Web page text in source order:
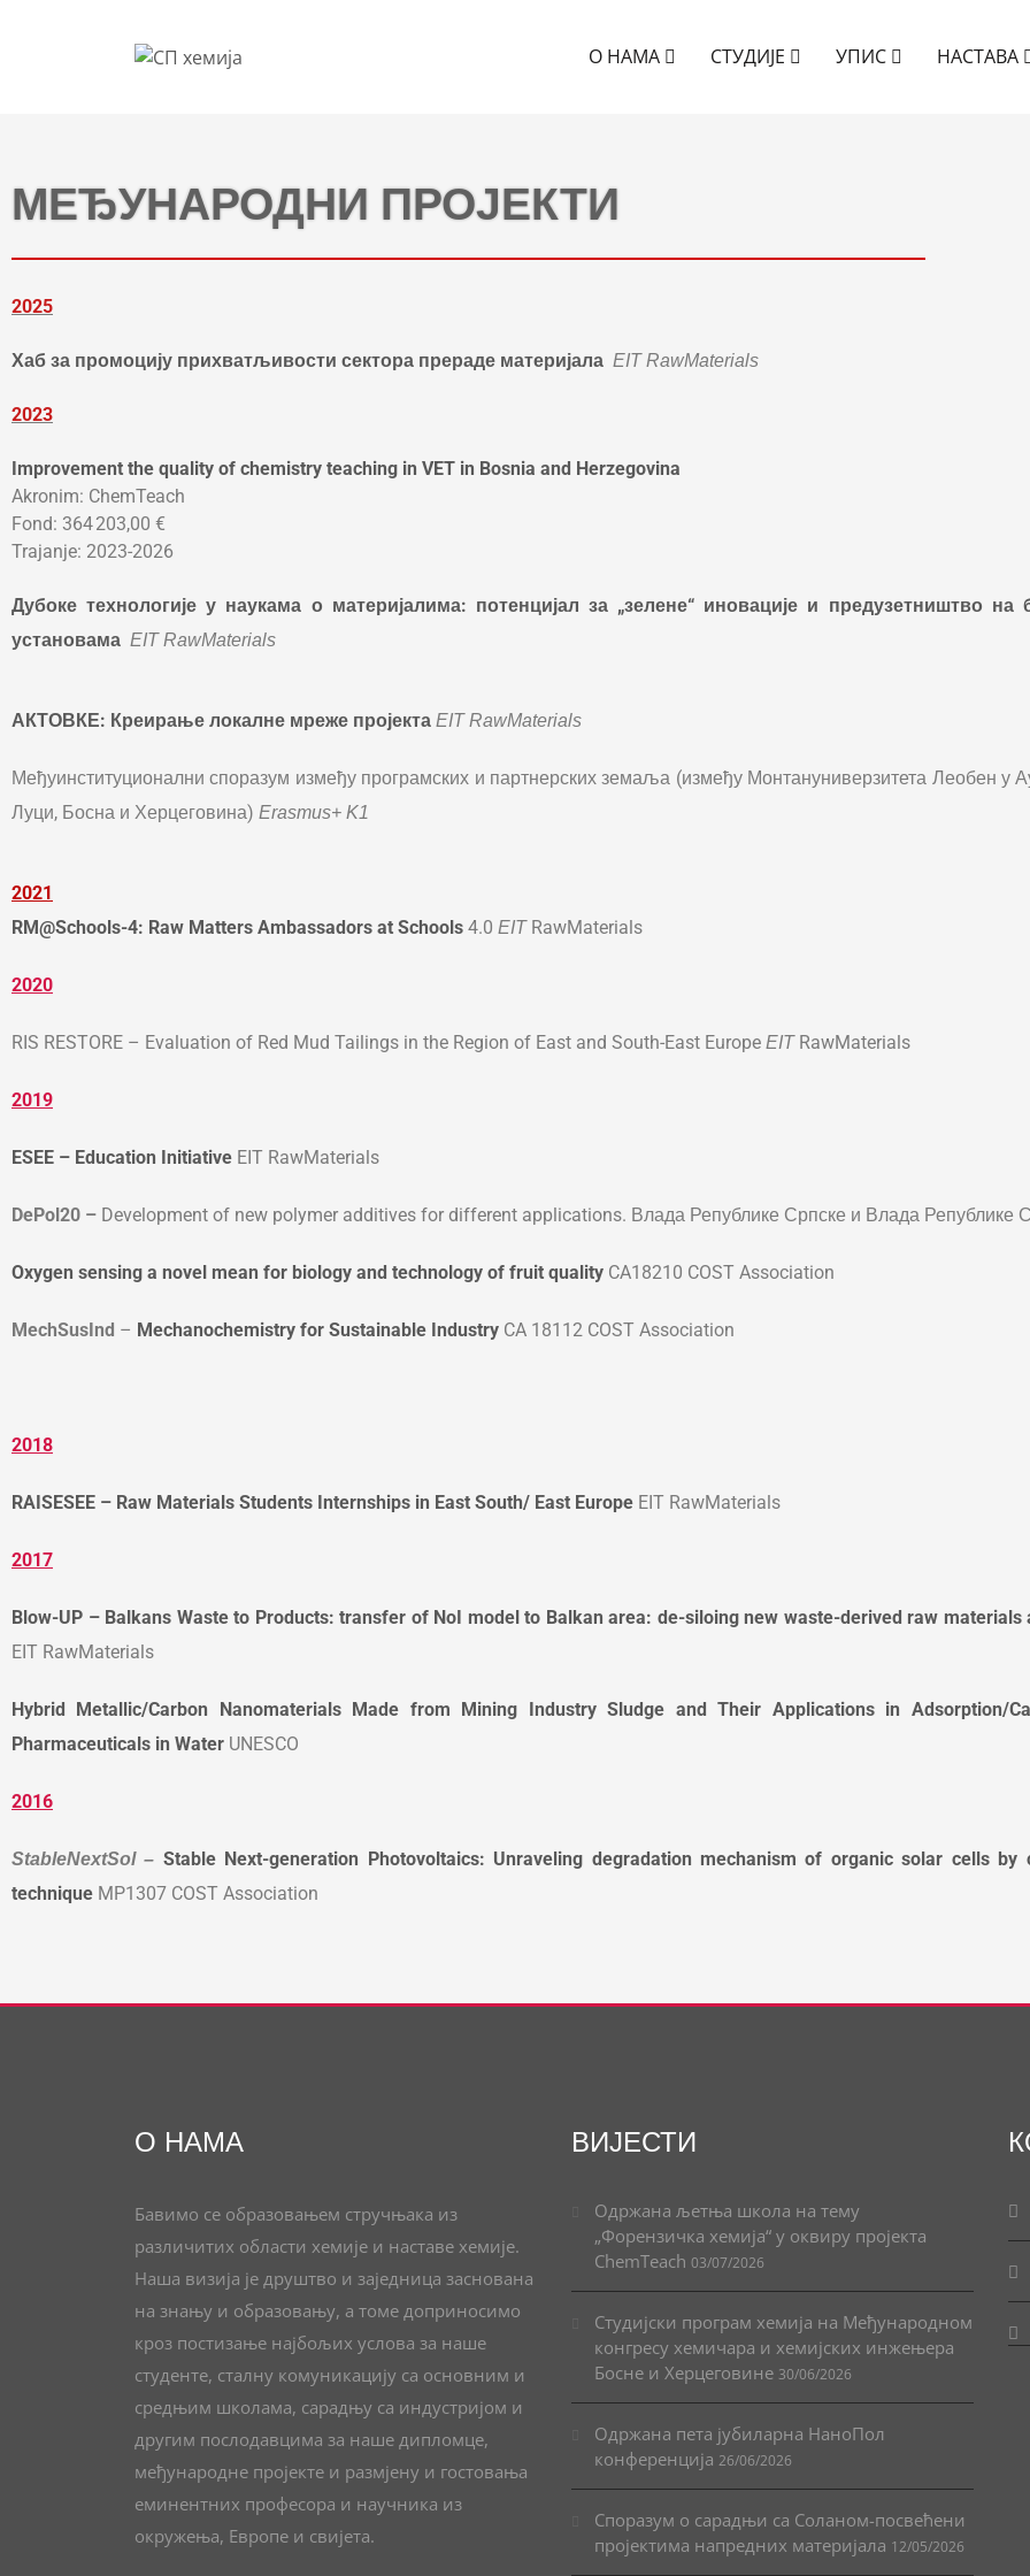
О НАМА СТУДИЈЕ УПИС НАСТАВА
МЕЂУНАРОДНИ ПРОЈЕКТИ
2025
Хаб за промоцију прихватљивости сектора прераде материјала EIT RawMaterials
2023
Improvement the quality of chemistry teaching in VET in Bosnia and Herzegovina
Akronim: ChemTeach
Fond: 364 203,00 €
Trajanje: 2023-2026
Дубоке технологије у наукама о материјалима: потенцијал за „зелене“ иновације и предузетништво на
установама EIT RawMaterials
АКТОВКЕ: Креирање локалне мреже пројекта EIT RawMaterials
Међуинституционални споразум између програмских и партнерских земаља (између Монтануниверзитета Леобен у
Луци, Босна и Херцеговина) Erasmus+ K1
2021
RM@Schools-4: Raw Matters Ambassadors at Schools 4.0 EITRawMaterials
2020
RIS RESTORE – Evaluation of Red Mud Tailings in the Region of East and South-East Europe EITRawMaterials
2019
ESEE – Education Initiative EIT RawMaterials
DePol20 – Development of new polymer additives for different applications. Влада Републике Српске и Влада Републике
Oxygen sensing a novel mean for biology and technology of fruit quality CA18210 COST Association
MechSusInd – Mechanochemistry for Sustainable Industry CA 18112 COST Association
2018
RAISESEE – Raw Materials Students Internships in East South/ East Europe EIT RawMaterials
2017
Blow-UP – Balkans Waste to Products: transfer of NoI model to Balkan area: de-siloing new waste-derived raw
EIT RawMaterials
Hybrid Metallic/Carbon Nanomaterials Made from Mining Industry Sludge and Their Applications in Adsorption/
Pharmaceuticals in Water UNESCO
2016
StableNextSol – Stable Next-generation Photovoltaics: Unraveling degradation mechanism of organic solar cells by
technique MP1307 COST Association
О НАМА
Бавимо се образовањем стручњака из
различитих области хемије и наставе хемије.
Наша визија је друштво и заједница заснована
на знању и образовању, а томе доприносимо
кроз постизање најбољих услова за наше
студенте, сталну комуникацију са основним и
средњим школама, сарадњу са индустријом и
другим послодавцима за наше дипломце,
међународне пројекте и размјену и гостовања
еминентних професора и научника из
окружења, Европе и свијета.
ВИЈЕСТИ
Одржана љетња школа на тему
„Форензичка хемија“ у оквиру пројекта
ChemTeach 03/07/2026
Студијски програм хемија на Међународном
конгресу хемичара и хемијских инжењера
Босне и Херцеговине 30/06/2026
Одржана пета јубиларна НаноПол
конференција 26/06/2026
Споразум о сарадњи са Соланом-посвећени
пројектима напредних материјала 12/05/2026